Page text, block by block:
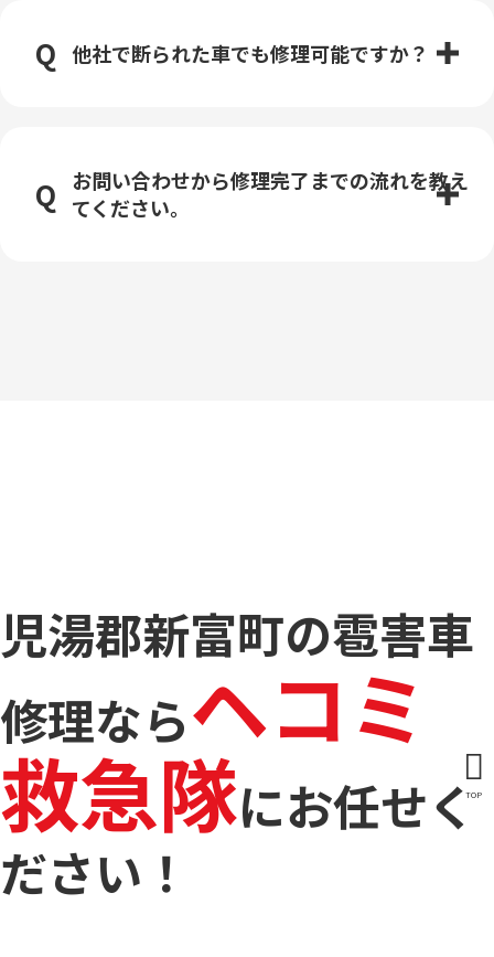
他社で断られた車でも修理可能ですか？
お問い合わせから修理完了までの流れを教え
てください。
児湯郡新富町の雹害車
修理ならヘコミ
救急隊にお任せく
ださい！
TOP